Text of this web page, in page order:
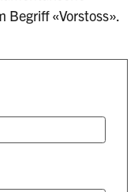
Begriff «Vorstoss».